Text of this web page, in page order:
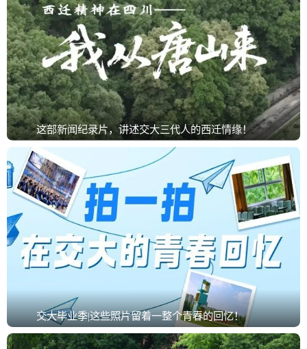
这部新闻纪录片，讲述交大三代人的西迁情缘！
交大毕业季|这些照片留着一整个青春的回忆！